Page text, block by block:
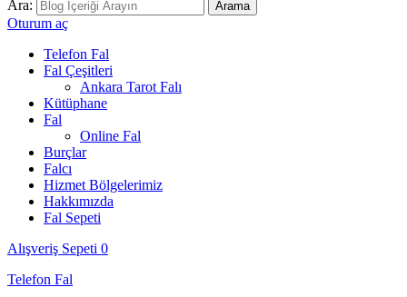
Ara:
Arama
Oturum aç
Telefon Fal
Fal Çeşitleri
Ankara Tarot Falı
Kütüphane
Fal
Online Fal
Burçlar
Falcı
Hizmet Bölgelerimiz
Hakkımızda
Fal Sepeti
Alışveriş Sepeti 0
Telefon Fal